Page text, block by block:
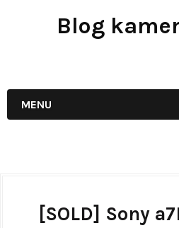
Blog
MENU
[SOLD] Sony